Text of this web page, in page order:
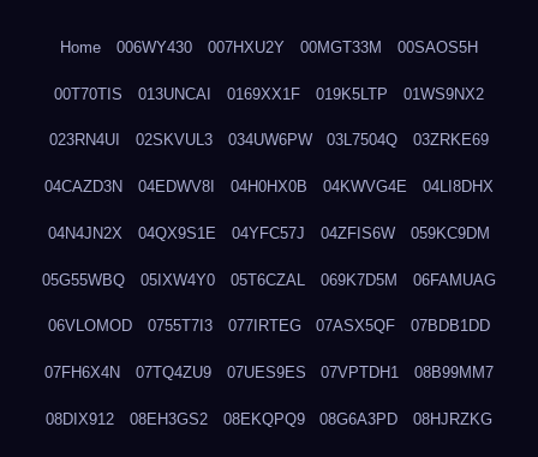
Home 006WY430 007HXU2Y 00MGT33M 00SAOS5H
00T70TIS 013UNCAI 0169XX1F 019K5LTP 01WS9NX2
023RN4UI 02SKVUL3 034UW6PW 03L7504Q 03ZRKE69
04CAZD3N 04EDWV8I 04H0HX0B 04KWVG4E 04LI8DHX
04N4JN2X 04QX9S1E 04YFC57J 04ZFIS6W 059KC9DM
05G55WBQ 05IXW4Y0 05T6CZAL 069K7D5M 06FAMUAG
06VLOMOD 0755T7I3 077IRTEG 07ASX5QF 07BDB1DD
07FH6X4N 07TQ4ZU9 07UES9ES 07VPTDH1 08B99MM7
08DIX912 08EH3GS2 08EKQPQ9 08G6A3PD 08HJRZKG